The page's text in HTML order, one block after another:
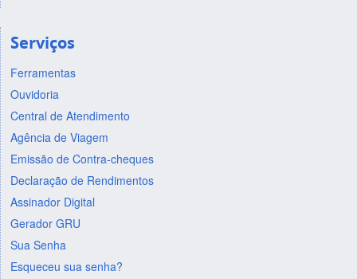
Serviços
Ferramentas
Ouvidoria
Central de Atendimento
Agência de Viagem
Emissão de Contra-cheques
Declaração de Rendimentos
Assinador Digital
Gerador GRU
Sua Senha
Esqueceu sua senha?